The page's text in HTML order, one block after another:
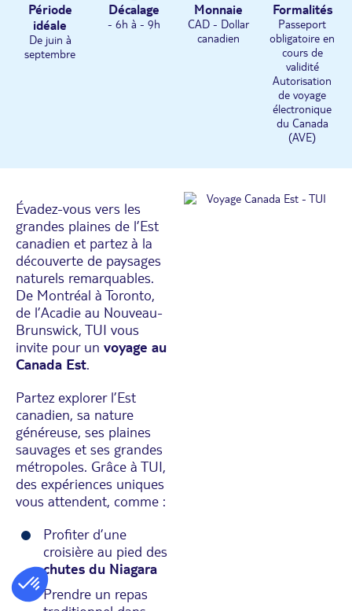
Période
idéale
De juin à
septembre
Décalage
- 6h à - 9h
Monnaie
CAD - Dollar
canadien
Formalités
Passeport
obligatoire en
cours de
validité
Autorisation
de voyage
électronique
du Canada
(AVE)
Évadez-vous vers les
grandes plaines de l’Est
canadien et partez à la
découverte de paysages
naturels remarquables.
De Montréal à Toronto,
de l’Acadie au Nouveau-
Brunswick, TUI vous
invite pour un voyage au
Canada Est.
Partez explorer l’Est
canadien, sa nature
généreuse, ses plaines
sauvages et ses grandes
métropoles. Grâce à TUI,
des expériences uniques
vous attendent, comme :
Profiter d’une
croisière au pied des
chutes du Niagara
Prendre un repas